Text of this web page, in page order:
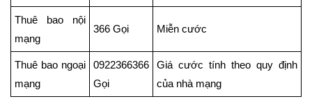
Thuê bao nội
mạng
366 Gọi Miễn cước
Thuê bao ngoại
mạng
0922366366
Gọi
Giá cước tính theo quy định
của nhà mạng